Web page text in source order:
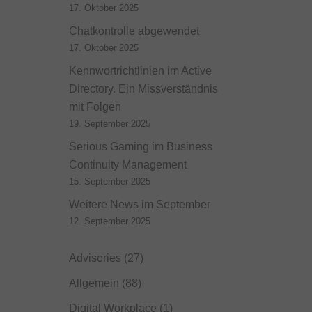
17. Oktober 2025
Chatkontrolle abgewendet
17. Oktober 2025
Kennwortrichtlinien im Active
Directory. Ein Missverständnis
mit Folgen
19. September 2025
Serious Gaming im Business
Continuity Management
15. September 2025
Weitere News im September
12. September 2025
Advisories (27)
Allgemein (88)
Digital Workplace (1)